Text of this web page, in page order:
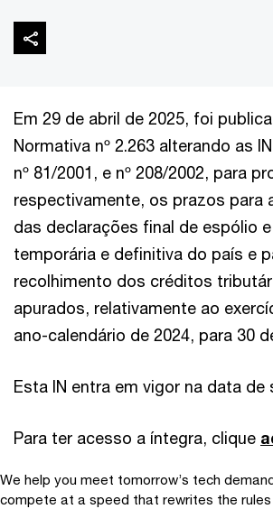
Em 29 de abril de 2025, foi
Normativa nº 2.263 alterando as
nº 81/2001, e nº 208/2002, para
respectivamente, os prazos para
das declarações final de espólio
temporária e definitiva do país e
recolhimento dos créditos
apurados, relativamente ao
ano-calendário de 2024, para 30
Esta IN entra em vigor na data de
Para ter acesso a íntegra, clique
We help you meet tomorrow’s tech
compete at a speed that rewrites the rules